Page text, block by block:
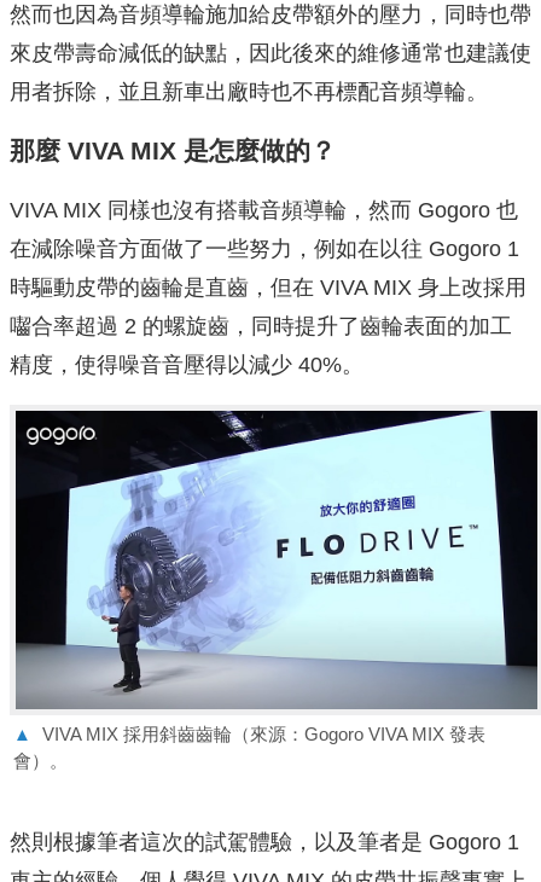
然而也因為音頻導輪施加給皮帶額外的壓力，同時也帶
來皮帶壽命減低的缺點，因此後來的維修通常也建議使
用者拆除，並且新車出廠時也不再標配音頻導輪。
那麼 VIVA MIX 是怎麼做的？
VIVA MIX 同樣也沒有搭載音頻導輪，然而 Gogoro 也
在減除噪音方面做了一些努力，例如在以往 Gogoro 1
時驅動皮帶的齒輪是直齒，但在 VIVA MIX 身上改採用
囓合率超過 2 的螺旋齒，同時提升了齒輪表面的加工
精度，使得噪音音壓得以減少 40%。
▲
VIVA MIX 採用斜齒齒輪（來源：Gogoro VIVA MIX 發表
會）。
然則根據筆者這次的試駕體驗，以及筆者是 Gogoro 1